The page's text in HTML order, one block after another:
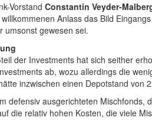
Vorstand Constantin Veyder-
Anlass das Bild
umsonst gewesen sei.
der Investments hat sich seither
ab, wozu allerdings die
inzwischen einen Depotstand von
defensiv ausgerichteten
die relativ hohen Kosten, die viele